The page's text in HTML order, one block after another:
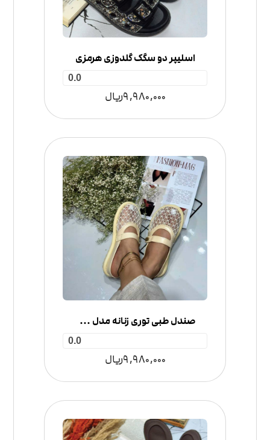
اسلیپر دو سگک گلدوزی هرمزی
0.0
9,980,000ریال
صندل طبی توری زنانه مدل جلوبسته
0.0
9,980,000ریال